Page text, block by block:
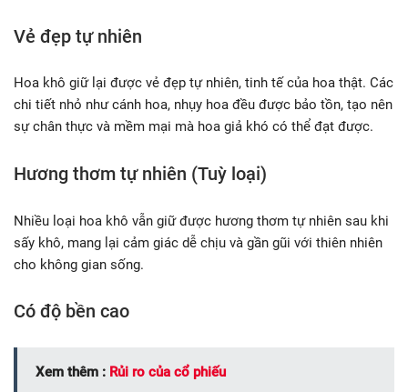
Vẻ đẹp tự nhiên
Hoa khô giữ lại được vẻ đẹp tự nhiên, tinh tế của hoa thật. Các
chi tiết nhỏ như cánh hoa, nhụy hoa đều được bảo tồn, tạo nên
sự chân thực và mềm mại mà hoa giả khó có thể đạt được.
Hương thơm tự nhiên (Tuỳ loại)
Nhiều loại hoa khô vẫn giữ được hương thơm tự nhiên sau khi
sấy khô, mang lại cảm giác dễ chịu và gần gũi với thiên nhiên
cho không gian sống.
Có độ bền cao
Xem thêm : Rủi ro của cổ phiếu